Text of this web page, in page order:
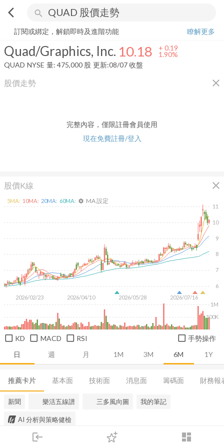
arrow_back_ios search
login dashboard
下單
Quad/Graphics, Inc. 10.18 +1.90%
訂閱或綁定，解鎖即時及進階功能
瞭解更多
Quad/Graphics, Inc. 10.18 + 0.19
1.90%
QUAD NYSE 量: 475,000 股 更新:08/07 收盤
股價走勢 close
完整內容，僅限註冊會員使用
現在免費註冊/登入
股價K線 close
日 週 月 1M 3M 6M 1Y
2026/02/23 2026/04/10 2026/05/28 2026/07/16
6
7
8
9
10
11
500K
1M
5MA: 10MA: 20MA: 60MA: settings MA 設定
KD MACD RSI 手勢操作
推薦卡片 基本面 技術面 消息面 籌碼面 財務報
新聞 樂活五線譜 三多風向圖 我的筆記
AI 分析與策略健檢